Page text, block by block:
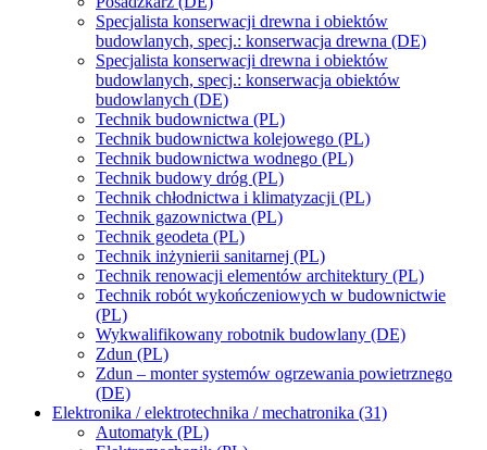
Specjalista konserwacji drewna i obiektów
budowlanych, specj.: konserwacja drewna (DE)
Specjalista konserwacji drewna i obiektów
budowlanych, specj.: konserwacja obiektów
budowlanych (DE)
Technik budownictwa (PL)
Technik budownictwa kolejowego (PL)
Technik budownictwa wodnego (PL)
Technik budowy dróg (PL)
Technik chłodnictwa i klimatyzacji (PL)
Technik gazownictwa (PL)
Technik geodeta (PL)
Technik inżynierii sanitarnej (PL)
Technik renowacji elementów architektury (PL)
Technik robót wykończeniowych w budownictwie
(PL)
Wykwalifikowany robotnik budowlany (DE)
Zdun (PL)
Zdun – monter systemów ogrzewania powietrznego
(DE)
Elektronika / elektrotechnika / mechatronika (31)
Automatyk (PL)